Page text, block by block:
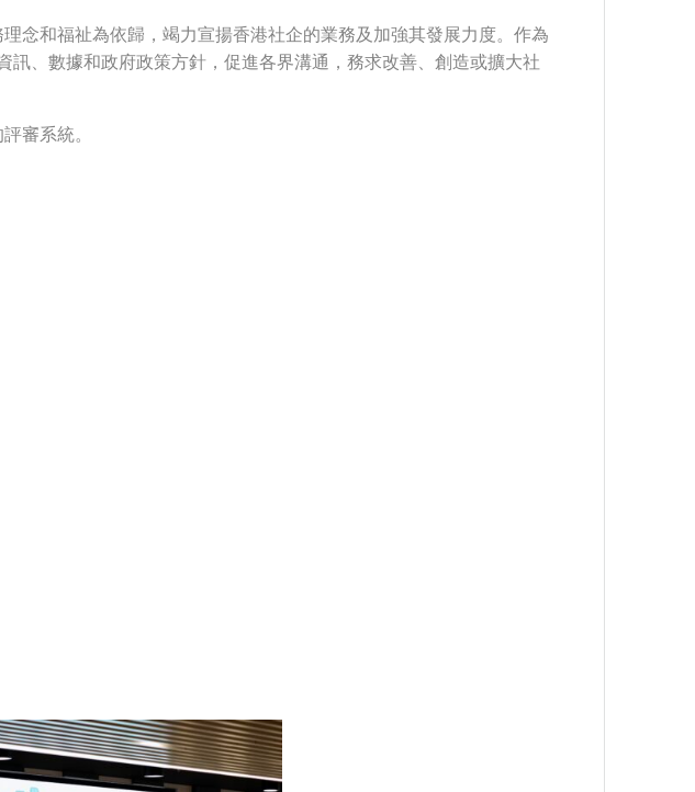
念和福祉為依歸，竭力宣揚香港社企的業務及加強其發展力度。作為
、數據和政府政策方針，促進各界溝通，務求改善、創造或擴大社
審系統。